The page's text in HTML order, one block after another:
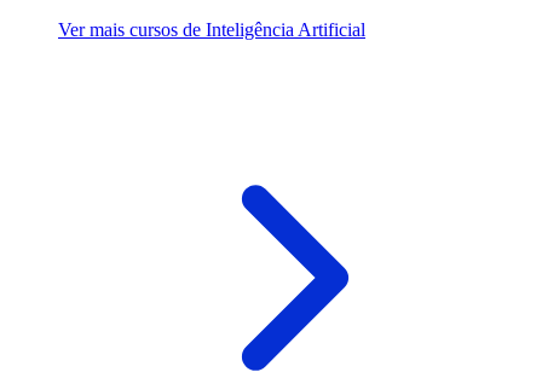
Ver mais cursos de Inteligência Artificial